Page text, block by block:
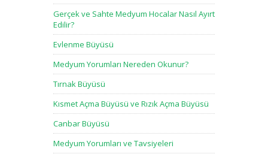
Gerçek ve Sahte Medyum Hocalar Nasıl Ayırt
Edilir?
Evlenme Büyüsü
Medyum Yorumları Nereden Okunur?
Tırnak Büyüsü
Kısmet Açma Büyüsü ve Rızık Açma Büyüsü
Canbar Büyüsü
Medyum Yorumları ve Tavsiyeleri